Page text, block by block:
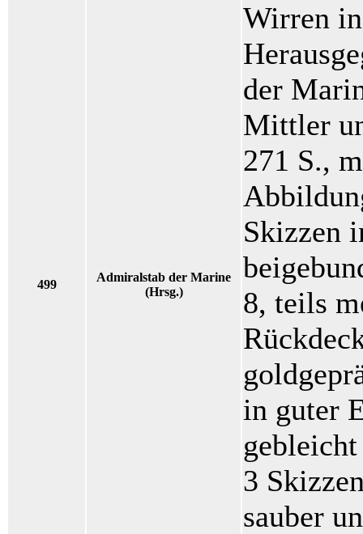
499
Admiralstab der Marine
(Hrsg.)
Wirren
der
Mittler
271 S.,
Skizzen
8, teils
in guter
3
sauber